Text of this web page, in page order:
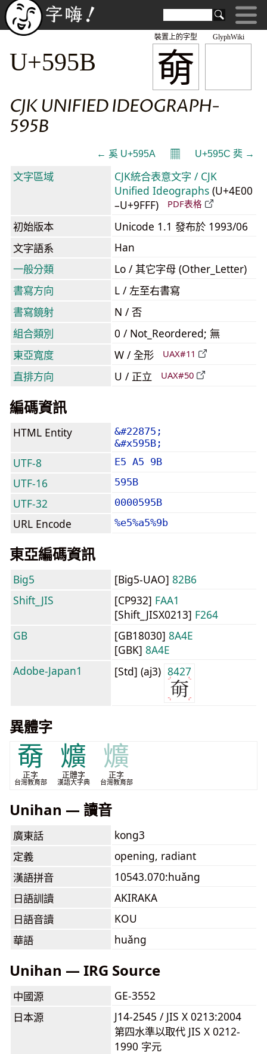
GlyphWiki
奛
裝置上的字型
U+595B
CJK UNIFIED IDEOGRAPH-
595B
← 奚 U+595A 𝄜 U+595C 奜 →
文字區域
CJK統合表意文字 / CJK
Unified Ideographs (U+4E00
–U+9FFF)
PDF表格
初始版本
Unicode 1.1 發布於 1993/06
文字語系
Han
一般分類
Lo / 其它字母 (Other_Letter)
書寫方向
L / 左至右書寫
書寫鏡射
N / 否
組合類別
0 / Not_Reordered; 無
東亞寬度
W / 全形 UAX#11
直排方向 U / 正立 UAX#50
編碼資訊
HTML Entity
&#22875;
&#x595B;
UTF-8 E5 A5 9B
UTF-16 595B
UTF-32 0000595B
URL Encode %e5%a5%9b
東亞編碼資訊
Big5 [Big5-UAO] 82B6
Shift_JIS
[CP932] FAA1
[Shift_JISX0213] F264
GB
[GB18030] 8A4E
[GBK] 8A4E
Adobe-Japan1
[Std] (aj3) 8427
異體字
奣
正字
台灣教育部
爌
正體字
漢語大字典
爌
正字
台灣教育部
Unihan — 讀音
廣東話
kong3
定義
opening, radiant
漢語拼音
10543.070:huǎng
日語訓讀
AKIRAKA
日語音讀
KOU
華語
huǎng
Unihan — IRG Source
中國源
GE-3552
日本源
J14-2545 / JIS X 0213:2004
第四水準以取代 JIS X 0212-
1990 字元